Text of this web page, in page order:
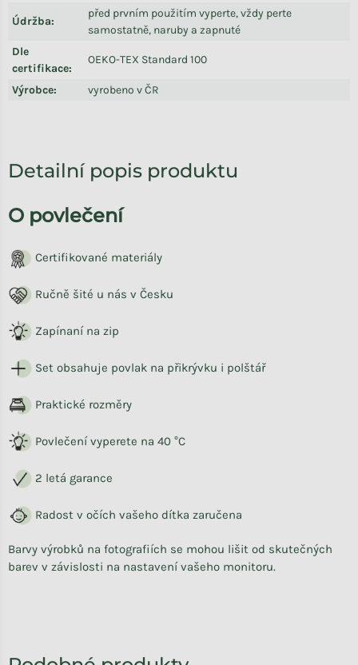
Údržba:
před prvním použitím vyperte, vždy perte
samostatně, naruby a zapnuté
Dle
certifikace:
OEKO-TEX Standard 100
Výrobce: vyrobeno v ČR
Detailní popis produktu
O povlečení
Certifikované materiály
Ručně šité u nás v Česku
Zapínaní na zip
Set obsahuje povlak na přikrývku i polštář
Praktické rozměry
Povlečení vyperete na 40 °C
2 letá garance
Radost v očích vašeho dítka zaručena
Barvy výrobků na fotografiích se mohou lišit od skutečných
barev v závislosti na nastavení vašeho monitoru.